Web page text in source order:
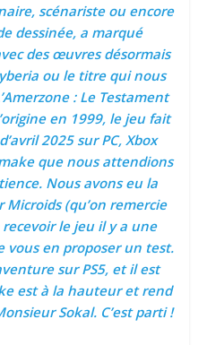
scénariste ou encore
dessinée, a marqué
des œuvres désormais
ou le titre qui nous
: Le Testament
en 1999, le jeu fait
2025 sur PC, Xbox
que nous attendions
Nous avons eu la
Microids (qu’on remercie
le jeu il y a une
vous en proposer un test.
sur PS5, et il est
est à la hauteur et rend
Sokal. C’est parti !